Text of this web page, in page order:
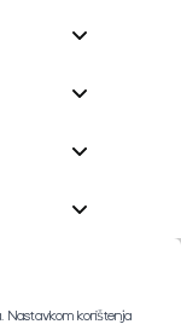
Nastavkom korištenja